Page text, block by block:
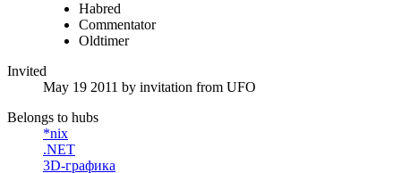
Habred
Commentator
Oldtimer
Invited
May 19 2011 by invitation from UFO
Belongs to hubs
*nix
.NET
3D-графика